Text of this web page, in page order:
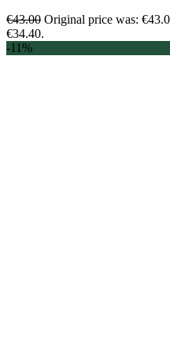
€43.00 Original price was:
€34.40.
-11%